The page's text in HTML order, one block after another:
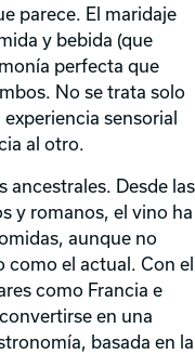
parece. El maridaje
y bebida (que
perfecta que
No se trata solo
sensorial
al otro.
ancestrales. Desde las
y romanos, el vino ha
aunque no
como el actual. Con el
como Francia e
en una
basada en la